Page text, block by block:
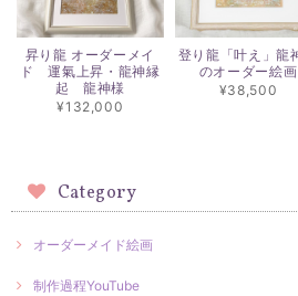
昇り龍 オーダーメイ
ド 運氣上昇・龍神縁
起 龍神様
¥132,000
登り龍「叶え」龍
のオーダー絵画
¥38,500
Category
オーダーメイド絵画
制作過程YouTube